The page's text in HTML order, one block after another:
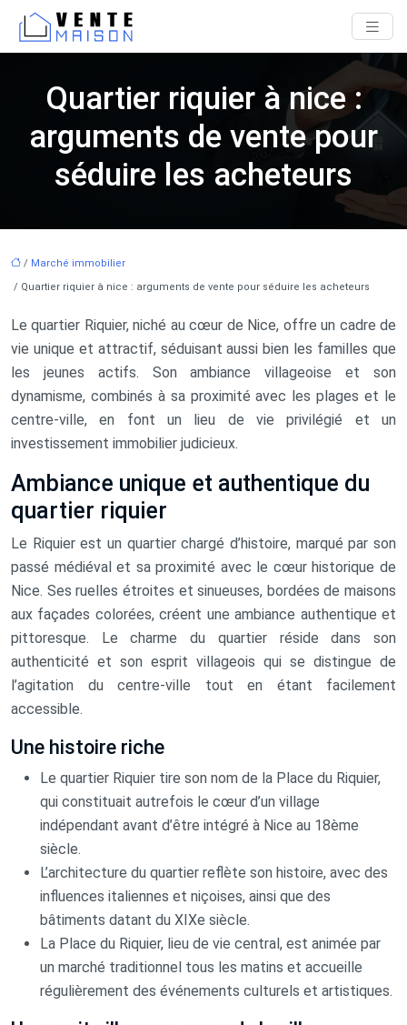
Quartier riquier à nice :
arguments de vente pour
séduire les acheteurs
/ Marché immobilier
/ Quartier riquier à nice : arguments de vente pour séduire les acheteurs
Le quartier Riquier, niché au cœur de Nice, offre un cadre de
vie unique et attractif, séduisant aussi bien les familles que
les jeunes actifs. Son ambiance villageoise et son
dynamisme, combinés à sa proximité avec les plages et le
centre-ville, en font un lieu de vie privilégié et un
investissement immobilier judicieux.
Ambiance unique et authentique du
quartier riquier
Le Riquier est un quartier chargé d’histoire, marqué par son
passé médiéval et sa proximité avec le cœur historique de
Nice. Ses ruelles étroites et sinueuses, bordées de maisons
aux façades colorées, créent une ambiance authentique et
pittoresque. Le charme du quartier réside dans son
authenticité et son esprit villageois qui se distingue de
l’agitation du centre-ville tout en étant facilement
accessible.
Une histoire riche
Le quartier Riquier tire son nom de la Place du Riquier,
qui constituait autrefois le cœur d’un village
indépendant avant d’être intégré à Nice au 18ème
siècle.
L’architecture du quartier reflète son histoire, avec des
influences italiennes et niçoises, ainsi que des
bâtiments datant du XIXe siècle.
La Place du Riquier, lieu de vie central, est animée par
un marché traditionnel tous les matins et accueille
régulièrement des événements culturels et artistiques.